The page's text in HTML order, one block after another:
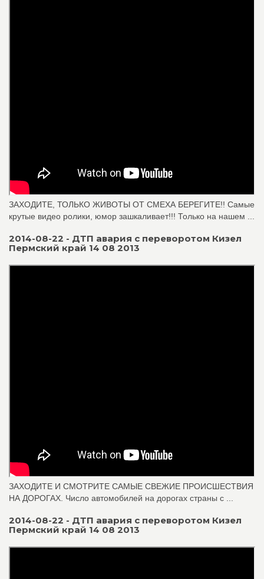
ЗАХОДИТЕ, ТОЛЬКО ЖИВОТЫ ОТ СМЕХА БЕРЕГИТЕ!! Самые
крутые видео ролики, юмор зашкаливает!!! Только на нашем ...
2014-08-22 - ДТП авария с переворотом Кизел
Пермский край 14 08 2013
ЗАХОДИТЕ И СМОТРИТЕ САМЫЕ СВЕЖИЕ ПРОИСШЕСТВИЯ
НА ДОРОГАХ. Число автомобилей на дорогах страны с ...
2014-08-22 - ДТП авария с переворотом Кизел
Пермский край 14 08 2013